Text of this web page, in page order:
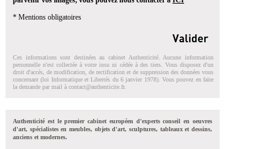
* Mentions obligatoires
Ces informations sont destinées au cabinet Authenticité. Aucune information
personnelle n'est collectée à votre insu ni cédée à des tiers. Vous disposez d'un
droit d'accés, de modification, de rectification et de suppression des données vous
concernant (loi Informatique et Libertés du 6 janvier 1978). Vous pouvez en faire
la demande par mail à contact@authenticite.fr.
Authenticité est le premier cabinet européen d'experts conseil en oeuvres
d'art, spécialistes en meubles, objets d'art, sculptures, tableaux et dessins,
anciens et modernes.